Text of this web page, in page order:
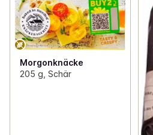
Morgonknäcke
205 g, Schär